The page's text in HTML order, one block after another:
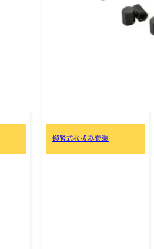
锁紧式拉拔器套装